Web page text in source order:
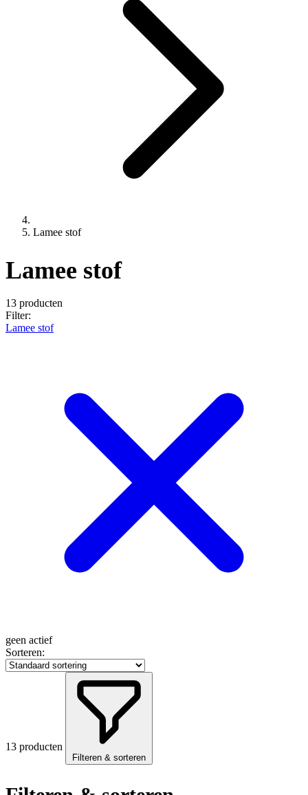
Lamee stof
Lamee stof
13 producten
Filter:
Lamee stof
geen actief
Sorteren:
13 producten
Filteren & sorteren